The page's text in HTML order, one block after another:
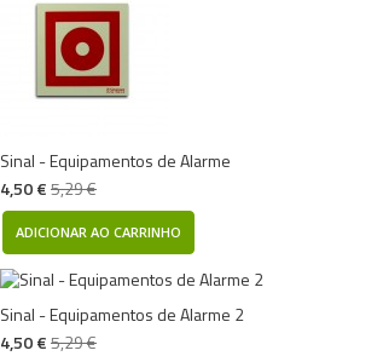
Sinal - Equipamentos de Alarme
4,50 €5,29 €
ADICIONAR AO CARRINHO
Sinal - Equipamentos de Alarme 2
4,50 €5,29 €